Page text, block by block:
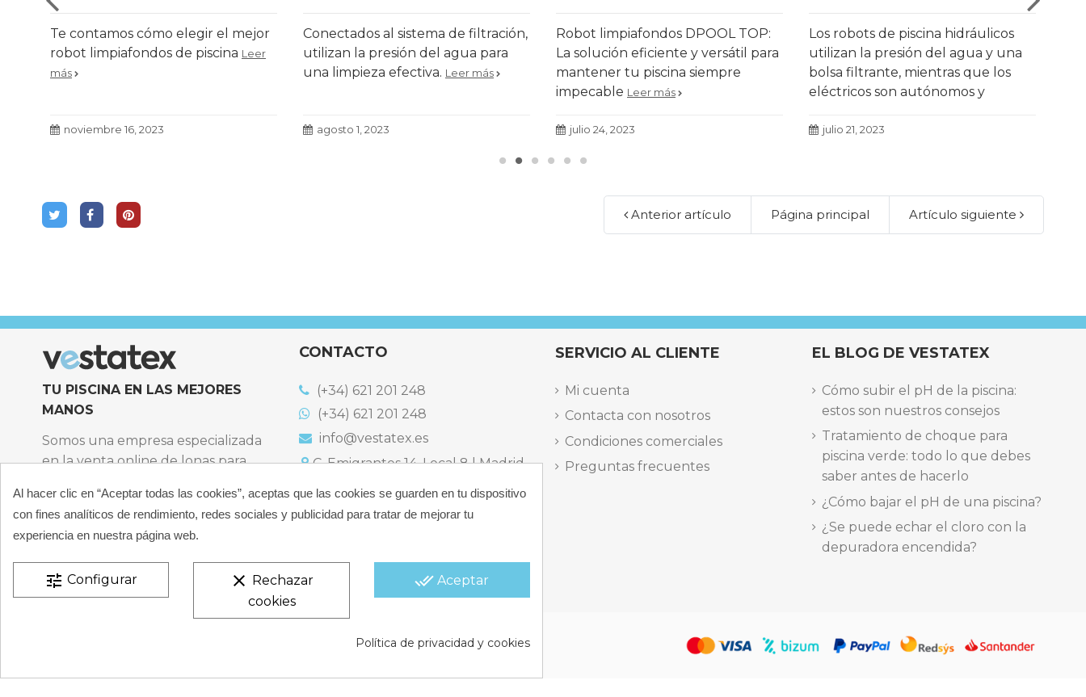
Te contamos cómo elegir el mejor
robot limpiafondos de piscina Leer
más
noviembre 16, 2023
Conectados al sistema de filtración,
utilizan la presión del agua para
una limpieza efectiva. Leer más
agosto 1, 2023
Robot limpiafondos DPOOL TOP:
La solución eficiente y versátil para
mantener tu piscina siempre
impecable Leer más
julio 24, 2023
Los robots de piscina hidráulicos
utilizan la presión del agua y una
bolsa filtrante, mientras que los
eléctricos son autónomos y
julio 21, 2023
Anterior artículo Página principal Artículo siguiente
TU PISCINA EN LAS MEJORES
MANOS
Somos una empresa especializada
en la venta online de lonas para
climatización, limpieza y
desinfección para piscinas privadas
particulares.
CONÓCENOS
CONTACTO
(+34) 621 201 248
(+34) 621 201 248
info@vestatex.es
C. Emigrantes 14, Local 8 | Madrid,
Bulevard dels Musics, 11 | Alicante,
España
SERVICIO AL CLIENTE
Mi cuenta
Contacta con nosotros
Condiciones comerciales
Preguntas frecuentes
EL BLOG DE VESTATEX
Cómo subir el pH de la piscina:
estos son nuestros consejos
Tratamiento de choque para
piscina verde: todo lo que debes
saber antes de hacerlo
¿Cómo bajar el pH de una piscina?
¿Se puede echar el cloro con la
depuradora encendida?
Términos y condiciones | Política de Cookies |
Política
Al hacer clic en “Aceptar todas las cookies”, aceptas que las cookies se guarden en tu dispositivo
con fines analíticos de rendimiento, redes sociales y publicidad para tratar de mejorar tu
experiencia en nuestra página web.
done_all Aceptar
clear Rechazar
cookies
tune Configurar
Política de privacidad y cookies